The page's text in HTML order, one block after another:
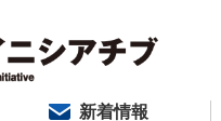
新着情報